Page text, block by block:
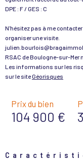
DPE : F / GES : C
N'hésitez pas à me
organiser une visite.
RSAC de Boulogne-sur-Mer
Les informations sur les
sur le siteGéorisques
Prix du bien
104 900 € 3